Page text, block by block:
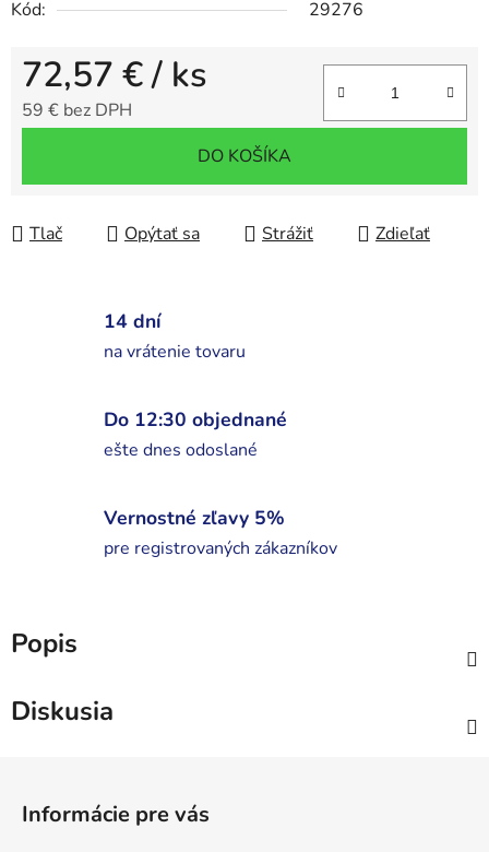
Kód:
29276
72,57 €/ ks
59 € bez DPH
DO KOŠÍKA
Tlač Opýtať sa Strážiť Zdieľať
14 dní
na vrátenie tovaru
Do 12:30 objednané
ešte dnes odoslané
Vernostné zľavy 5%
pre registrovaných zákazníkov
Popis
Diskusia
Informácie pre vás